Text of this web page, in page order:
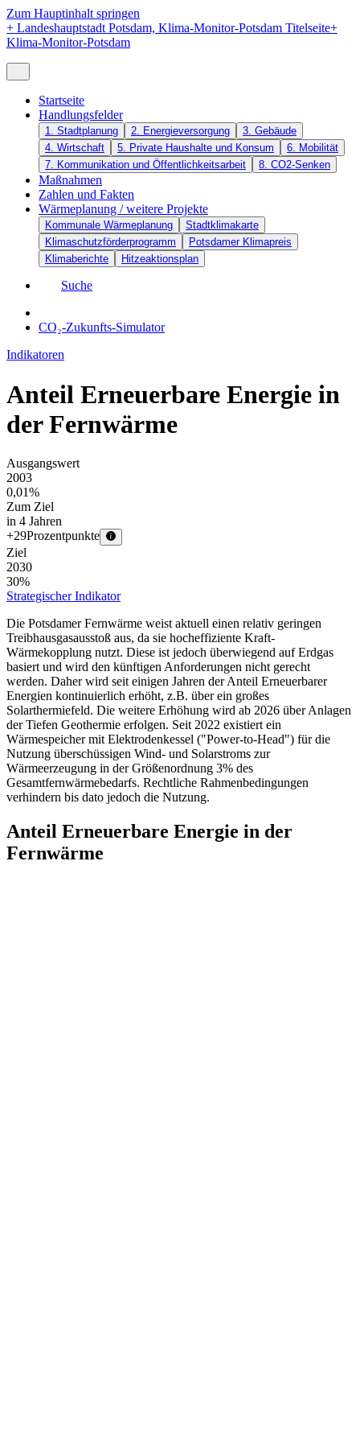
Zum Hauptinhalt springen
+ Landeshauptstadt Potsdam, Klima-Monitor-Potsdam Titelseite+
Klima-Monitor-Potsdam
Startseite
Handlungsfelder
1. Stadtplanung 2. Energieversorgung
3. Gebäude
4. Wirtschaft
5. Private Haushalte und Konsum
6. Mobilität
7. Kommunikation und Öffentlichkeitsarbeit
8. CO2-Senken
Maßnahmen
Zahlen und Fakten
Wärmeplanung / weitere Projekte
Kommunale Wärmeplanung
Stadtklimakarte
Klimaschutzförderprogramm
Potsdamer Klimapreis
Klimaberichte
Hitzeaktionsplan
Suche
CO₂-Zukunfts-Simulator
Indikatoren
Anteil Erneuerbare Energie in
der Fernwärme
Ausgangswert
2003
0,01%
Zum Ziel
in 4 Jahren
+29Prozentpunkte
Ziel
2030
30%
Strategischer Indikator
Die Potsdamer Fernwärme weist aktuell einen relativ geringen
Treibhausgasausstoß aus, da sie hocheffiziente Kraft-
Wärmekopplung nutzt. Diese ist jedoch überwiegend auf Erdgas
basiert und wird den künftigen Anforderungen nicht gerecht
werden. Daher wird seit einigen Jahren der Anteil Erneuerbarer
Energien kontinuierlich erhöht, z.B. über ein großes
Solarthermiefeld. Die weitere Erhöhung wird ab 2026 über Anlagen
der Tiefen Geothermie erfolgen. Seit 2022 existiert ein
Wärmespeicher mit Elektrodenkessel ("Power-to-Head") für die
Nutzung überschüssigen Wind- und Solarstroms zur
Wärmeerzeugung in der Größenordnung 3% des
Gesamtfernwärmebedarfs. Rechtliche Rahmenbedingungen
verhindern bis dato jedoch die Nutzung.
Anteil Erneuerbare Energie in der
Fernwärme